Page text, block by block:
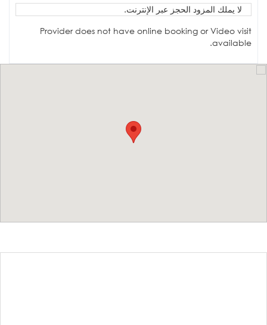
لا يملك المزود الحجز عبر الإنترنت.
Provider does not have online booking or Video visit
available.